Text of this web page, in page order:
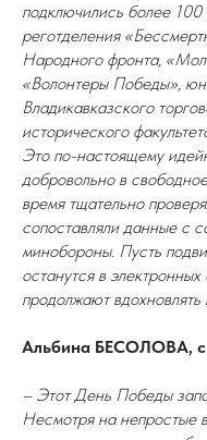
подключились более 100
реготделения
Народного фронта,
«Волонтеры Победы»,
Владикавказского
исторического
Это по-настоящему
добровольно в
время тщательно
сопоставляли данные с
минобороны. Пусть
останутся в
продолжают
Альбина БЕСОЛОВА,
– Этот День Победы
Несмотря на непростые